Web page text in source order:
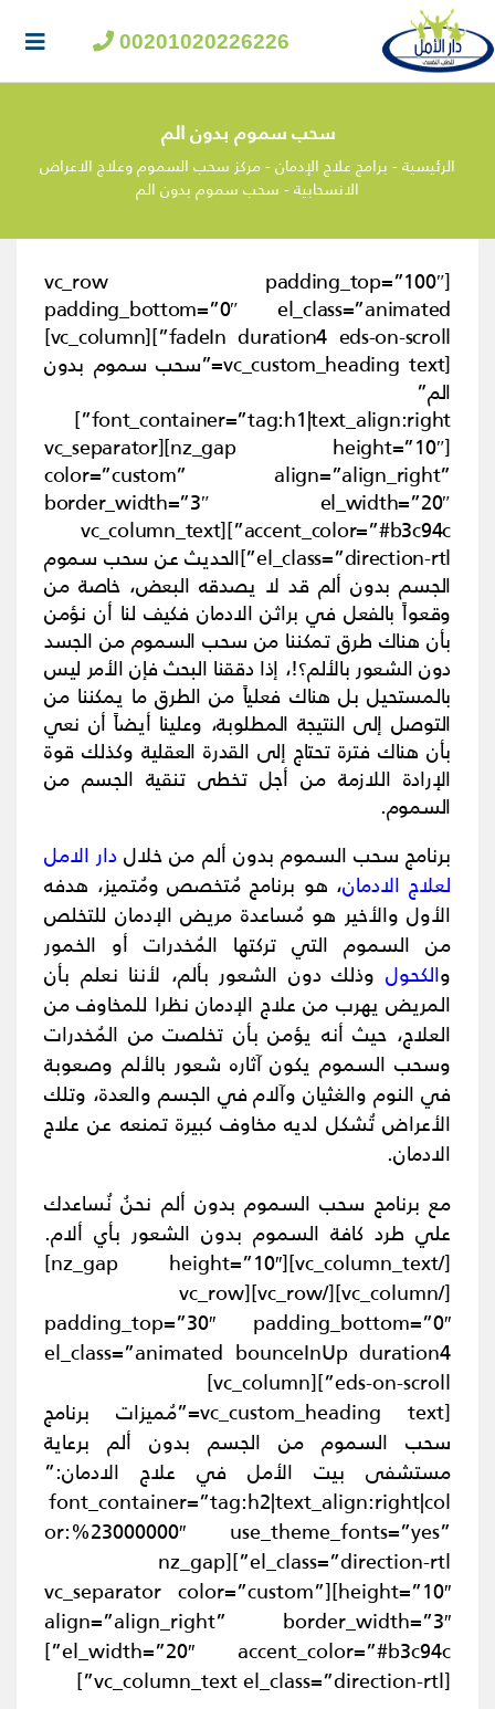
00201020226226
سحب سموم بدون الم
الرئيسية-برامج علاج الإدمان-مركز سحب السموم وعلاج الاعراض
الانسحابية-سحب سموم بدون الم
[vc_row padding_top=”100″
padding_bottom=”0″ el_class=”animated
fadeIn duration4 eds-on-scroll”][vc_column]
[vc_custom_heading text=”سحب سموم بدون
الم”
font_container=”tag:h1|text_align:right”]
[nz_gap height=”10″][vc_separator
color=”custom” align=”align_right”
border_width=”3″ el_width=”20″
accent_color=”#b3c94c”][vc_column_text
el_class=”direction-rtl”] الحديث عن سحب سموم
الجسم بدون ألم قد لا يصدقه البعض، خاصة من
وقعواً بالفعل في براثن الادمان فكيف لنا أن نؤمن
بأن هناك طرق تمكننا من سحب السموم من الجسد
دون الشعور بالألم؟!، إذا دققنا البحث فإن الأمر ليس
بالمستحيل بل هناك فعلياً من الطرق ما يمكننا من
التوصل إلى النتيجة المطلوبة، وعلينا أيضاً أن نعي
بأن هناك فترة تحتاج إلى القدرة العقلية وكذلك قوة
الإرادة اللازمة من أجل تخطى تنقية الجسم من
السموم.
برنامج سحب السموم بدون ألم من خلال دار الامل
لعلاج الادمان، هو برنامج مُتخصص ومُتميز، هدفه
الأول والأخير هو مُساعدة مريض الإدمان للتخلص
من السموم التي تركتها المُخدرات أو الخمور
والكحول وذلك دون الشعور بألم، لأننا نعلم بأن
المريض يهرب من علاج الإدمان نظرا للمخاوف من
العلاج، حيث أنه يؤمن بأن تخلصت من المُخدرات
وسحب السموم يكون آثاره شعور بالألم وصعوبة
في النوم والغثيان وآلام في الجسم والعدة، وتلك
الأعراض تُشكل لديه مخاوف كبيرة تمنعه عن علاج
الادمان.
مع برنامج سحب السموم بدون ألم نحنُ نُساعدك
علي طرد كافة السموم بدون الشعور بأي ألام.
[/vc_column_text][nz_gap height=”10″]
[/vc_column][/vc_row][vc_row
padding_top=”30″ padding_bottom=”0″
el_class=”animated bounceInUp duration4
eds-on-scroll”][vc_column]
[vc_custom_heading text=”مُميزات برنامج
سحب السموم من الجسم بدون ألم برعاية
مستشفى بيت الأمل في علاج الادمان:”
font_container=”tag:h2|text_align:right|col
or:%23000000″ use_theme_fonts=”yes”
el_class=”direction-rtl”][nz_gap
height=”10″][vc_separator color=”custom”
align=”align_right” border_width=”3″
el_width=”20″ accent_color=”#b3c94c”]
[vc_column_text el_class=”direction-rtl”]